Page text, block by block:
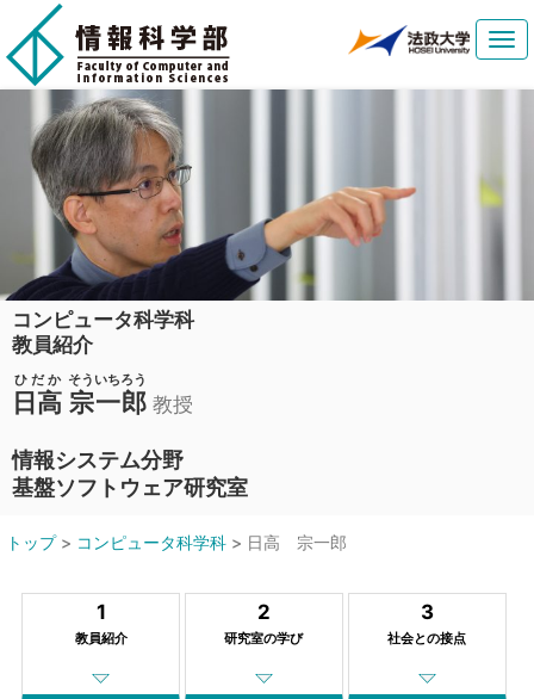
コンピュータ科学科
教員紹介
日高
ひだか
宗一郎
そういちろう
教授
情報システム分野
基盤ソフトウェア研究室
トップ> コンピュータ科学科 > 日高 宗一郎
1
教員紹介
2
研究室の学び
3
社会との接点